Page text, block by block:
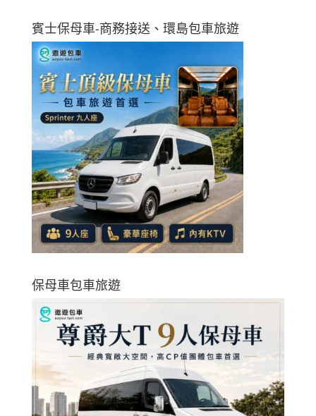
賓士保母車-商務接送、環島包車旅遊
保母車包車旅遊